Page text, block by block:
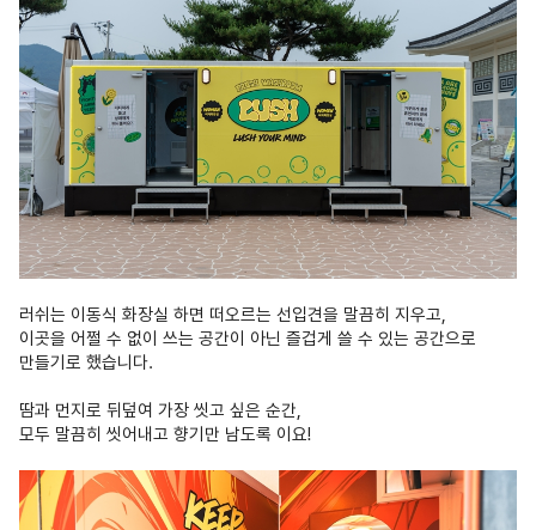
러쉬는 이동식 화장실 하면 떠오르는 선입견을 말끔히 지우고,
이곳을 어쩔 수 없이 쓰는 공간이 아닌 즐겁게 쓸 수 있는 공간으로
만들기로 했습니다.
땀과 먼지로 뒤덮여 가장 씻고 싶은 순간,
모두 말끔히 씻어내고 향기만 남도록 이요!